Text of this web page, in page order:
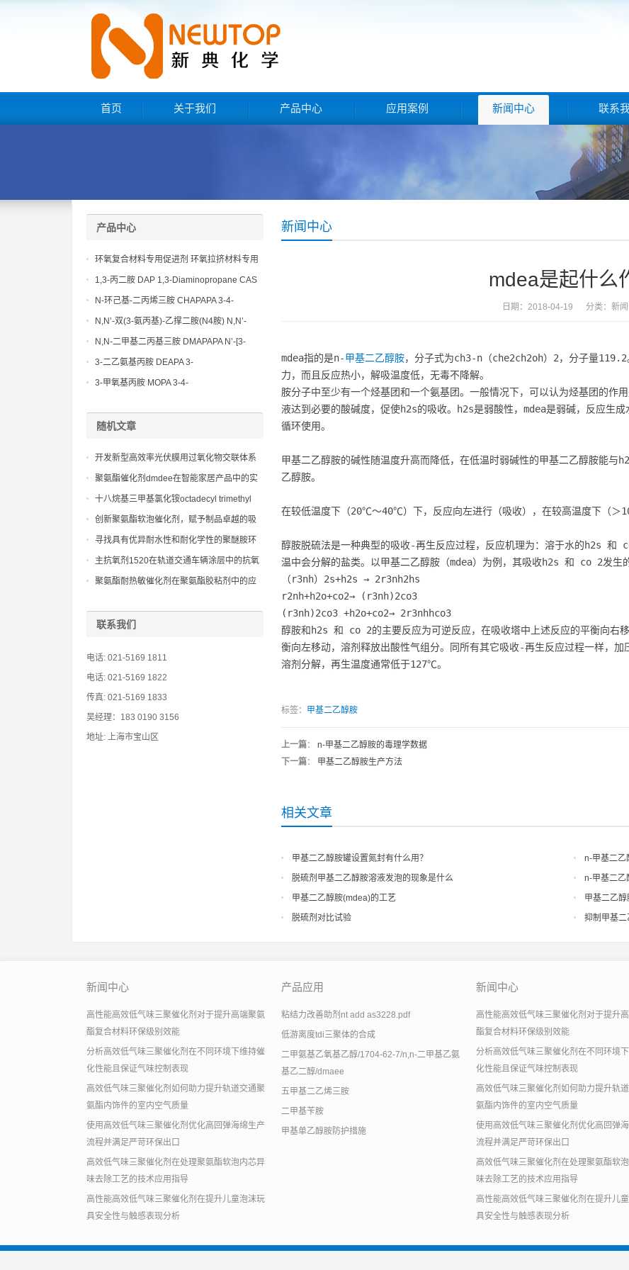
首页 关于我们 产品中心 应用案例 新闻中心 联系
新闻中心
mdea是起什么
日期：2018-04-19 分类： 新
mdea指的是n-甲基二乙醇胺，分子式为ch3-n（che2ch2oh）2，分子量
力，而且反应热小，解吸温度低，无毒不降解。
胺分子中至少有一个烃基团和一个氨基团。一般情况下，可以认为烃基团的作
液达到必要的酸碱度，促使h2s的吸收。h2s是弱酸性，mdea是弱碱，反应生成
循环使用。
甲基二乙醇胺的碱性随温度升高而降低，在低温时弱碱性的甲基二乙醇胺能与
乙醇胺。
在较低温度下（20℃～40℃）下，反应向左进行（吸收），在较高温度下（＞
醇胺脱硫法是一种典型的吸收-再生反应过程，反应机理为：溶于水的h2s 和
温中会分解的盐类。以甲基二乙醇胺（mdea）为例，其吸收h2s 和 co 2发
（r3nh）2s+h2s → 2r3nh2hs
r2nh+h2o+co2→ (r3nh)2co3
(r3nh)2co3 +h2o+co2→ 2r3nhhco3
醇胺和h2s 和 co 2的主要反应为可逆反应，在吸收塔中上述反应的平衡向右
衡向左移动，溶剂释放出酸性气组分。同所有其它吸收-再生反应过程一样，
溶剂分解，再生温度通常低于127℃。
标签： 甲基二乙醇胺
上一篇： n-甲基二乙醇胺的毒理学数据
下一篇： 甲基二乙醇胺生产方法
相关文章
甲基二乙醇胺罐设置氮封有什么用？
n-甲基二乙
脱硫剂甲基二乙醇胺溶液发泡的现象是什么
n-甲基二乙
甲基二乙醇胺(mdea)的工艺
甲基二乙
脱硫剂对比试验
抑制甲基
产品中心
环氧复合材料专用促进剂 环氧拉挤材料专用
促进剂 NT EP 120
1,3-丙二胺 DAP 1,3-Diaminopropane CAS
No 109-76-2
N-环己基-二丙烯三胺 CHAPAPA 3-4-
Methoxypropylamine CAS No:5332-73-0
N,N’-双(3-氨丙基)-乙撑二胺(N4胺) N,N’-
Bis(3-aminopropyl)-ethylenediamine CAS
No10563-26-5
N,N-二甲基二丙基三胺 DMAPAPA N’-[3-
(dimethylamino)propyllpropane-1,3-
diamine CAS No10563-29-8
3-二乙氨基丙胺 DEAPA 3-
(Diethylamino)propylamine CAS No 104-
3-甲氧基丙胺 MOPA 3-4-
随机文章
开发新型高效率光伏膜用过氧化物交联体系
聚氨酯催化剂dmdee在智能家居产品中的实
际应用，提升用户满意度
十八烷基三甲基氯化铵octadecyl trimethyl
ammonium chloride cas112-03-8
创新聚氨酯软泡催化剂，赋予制品卓越的吸
震和缓冲性能
寻找具有优异耐水性和耐化学性的聚醚胺环
氧树脂固化剂
主抗氧剂1520在轨道交通车辆涂层中的抗氧
化表现
聚氨酯耐热敏催化剂在聚氨酯胶粘剂中的应
联系我们
电话: 021-5169 1811
电话: 021-5169 1822
传真: 021-5169 1833
吴经理：183 0190 3156
地址: 上海市宝山区
新闻中心
高性能高效低气味三聚催化剂对于提升高端聚氨
酯复合材料环保级别效能
分析高效低气味三聚催化剂在不同环境下维持催
化性能且保证气味控制表现
高效低气味三聚催化剂如何助力提升轨道交通聚
氨酯内饰件的室内空气质量
使用高效低气味三聚催化剂优化高回弹海绵生产
流程并满足严苛环保出口
高效低气味三聚催化剂在处理聚氨酯软泡内芯异
味去除工艺的技术应用指导
高性能高效低气味三聚催化剂在提升儿童泡沫玩
具安全性与触感表现分析
产品应用
粘结力改善助剂nt add as3228.pdf
低游离度tdi三聚体的合成
二甲氨基乙氧基乙醇/1704-62-7/n,n-二甲基乙氨
基乙二醇/dmaee
五甲基二乙烯三胺
二甲基苄胺
甲基单乙醇胺防护措施
新闻中心
高性能高效低气味三聚催化剂对于提升
酯复合材料环保级别效能
分析高效低气味三聚催化剂在不同环境
化性能且保证气味控制表现
高效低气味三聚催化剂如何助力提升轨
氨酯内饰件的室内空气质量
使用高效低气味三聚催化剂优化高回弹
流程并满足严苛环保出口
高效低气味三聚催化剂在处理聚氨酯软
味去除工艺的技术应用指导
高性能高效低气味三聚催化剂在提升儿
具安全性与触感表现分析